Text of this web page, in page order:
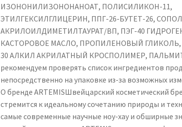
ИЗОНОНИЛИЗОНОНАНОАТ, ПОЛИСИЛИКОН-11,
ЭТИЛГЕКСИЛГЛИЦЕРИН, ППГ-26-БУТЕТ-26,
АКРИЛОИЛДИМЕТИЛТАУРАТ/ВП, ПЭГ-40
КАСТОРОВОЕ МАСЛО, ПРОПИЛЕНОВЫЙ ГЛИКОЛЬ,
30 АЛКИЛ АКРИЛАТНЫЙ КРОСПОЛИМЕР,
рекомендуем проверять список ингредиентов
непосредственно на упаковке из-за возможных
О бренде ARTEMISШвейцарский косметический
стремится к идеальному сочетанию природы и
самые современные научные ноу-хау и обширные